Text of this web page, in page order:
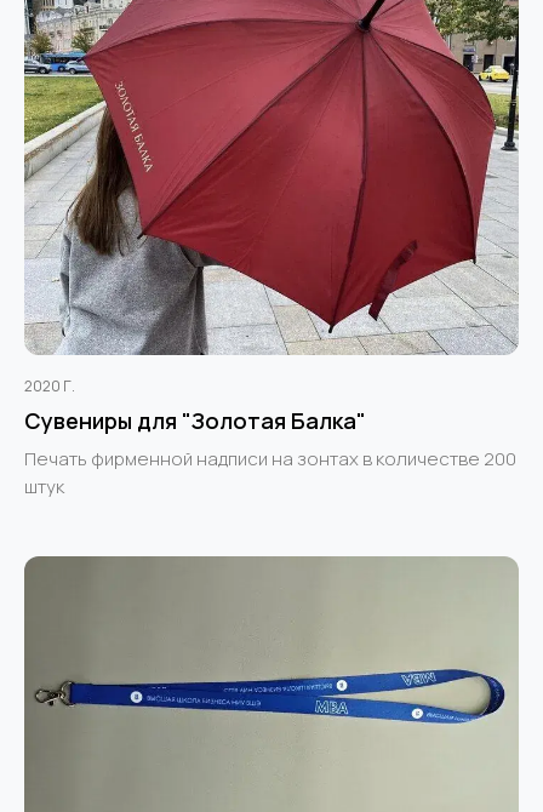
2020 Г.
Сувениры для "Золотая Балка"
Печать фирменной надписи на зонтах в количестве 200
штук